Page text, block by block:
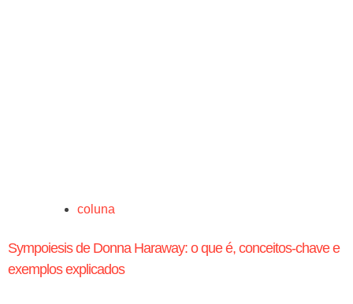
coluna
Sympoiesis de Donna Haraway: o que é, conceitos-chave e
exemplos explicados